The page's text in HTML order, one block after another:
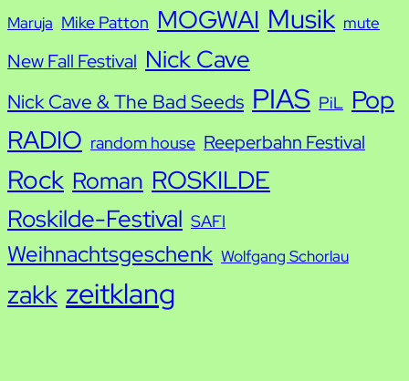
Maruja Mike Patton MOGWAI Musik mute
New Fall Festival Nick Cave
Nick Cave & The Bad Seeds PIAS PiL Pop
RADIO random house Reeperbahn Festival
Rock Roman ROSKILDE
Roskilde-Festival SAFI
Weihnachtsgeschenk Wolfgang Schorlau
zakk zeitklang